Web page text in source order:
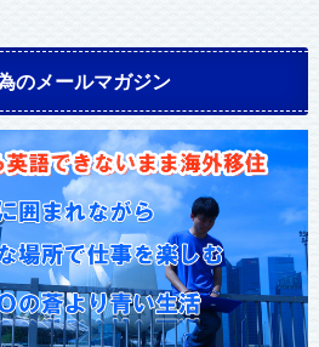
のメールマガジン